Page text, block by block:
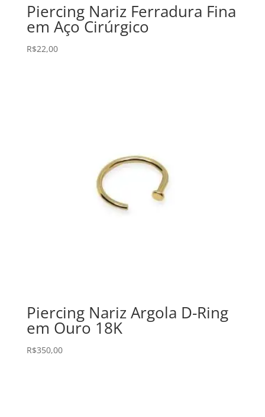
Piercing Nariz Ferradura Fina
em Aço Cirúrgico
R$22,00
Piercing Nariz Argola D-Ring
em Ouro 18K
R$350,00